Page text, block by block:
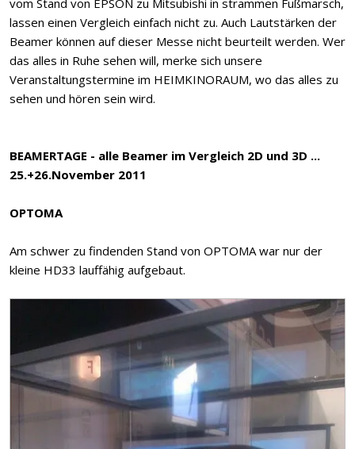
lassen einen Vergleich einfach nicht zu. Auch Lautstärken der
Beamer können auf dieser Messe nicht beurteilt werden. Wer
das alles in Ruhe sehen will, merke sich unsere
Veranstaltungstermine im HEIMKINORAUM, wo das alles zu
sehen und hören sein wird.
BEAMERTAGE - alle Beamer im Vergleich 2D und 3D ...
25.+26.November 2011
OPTOMA
Am schwer zu findenden Stand von OPTOMA war nur der
kleine HD33 lauffähig aufgebaut.